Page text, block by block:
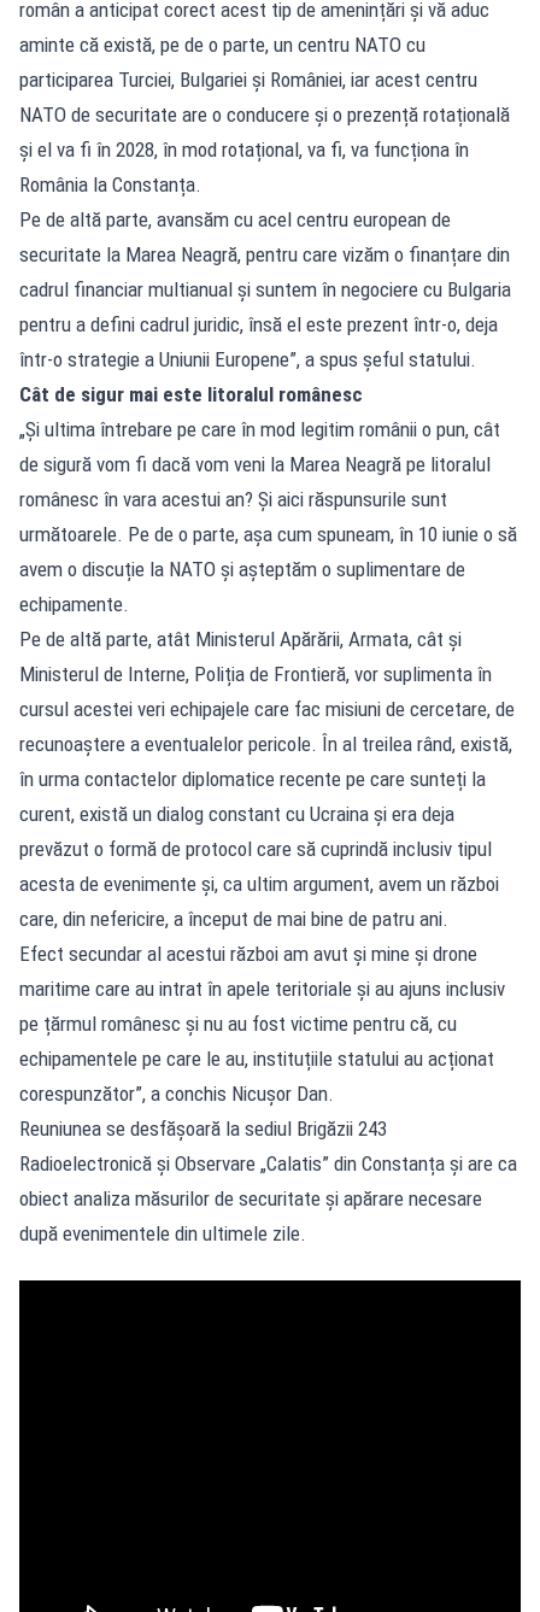
român a anticipat corect acest tip de amenințări și vă aduc
aminte că există, pe de o parte, un centru NATO cu
participarea Turciei, Bulgariei și României, iar acest centru
NATO de securitate are o conducere și o prezență rotațională
și el va fi în 2028, în mod rotațional, va fi, va funcționa în
România la Constanța.
Pe de altă parte, avansăm cu acel centru european de
securitate la Marea Neagră, pentru care vizăm o finanțare din
cadrul financiar multianual și suntem în negociere cu Bulgaria
pentru a defini cadrul juridic, însă el este prezent într-o, deja
într-o strategie a Uniunii Europene”, a spus șeful statului.
Cât de sigur mai este litoralul românesc
„Și ultima întrebare pe care în mod legitim românii o pun, cât
de sigură vom fi dacă vom veni la Marea Neagră pe litoralul
românesc în vara acestui an? Și aici răspunsurile sunt
următoarele. Pe de o parte, așa cum spuneam, în 10 iunie o să
avem o discuție la NATO și așteptăm o suplimentare de
echipamente.
Pe de altă parte, atât Ministerul Apărării, Armata, cât și
Ministerul de Interne, Poliția de Frontieră, vor suplimenta în
cursul acestei veri echipajele care fac misiuni de cercetare, de
recunoaștere a eventualelor pericole. În al treilea rând, există,
în urma contactelor diplomatice recente pe care sunteți la
curent, există un dialog constant cu Ucraina și era deja
prevăzut o formă de protocol care să cuprindă inclusiv tipul
acesta de evenimente și, ca ultim argument, avem un război
care, din nefericire, a început de mai bine de patru ani.
Efect secundar al acestui război am avut și mine și drone
maritime care au intrat în apele teritoriale și au ajuns inclusiv
pe țărmul românesc și nu au fost victime pentru că, cu
echipamentele pe care le au, instituțiile statului au acționat
corespunzător”, a conchis Nicușor Dan.
Reuniunea se desfășoară la sediul Brigăzii 243
Radioelectronică și Observare „Calatis” din Constanța și are ca
obiect analiza măsurilor de securitate și apărare necesare
după evenimentele din ultimele zile.